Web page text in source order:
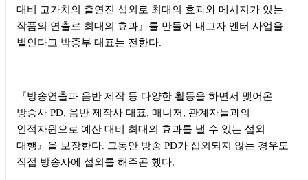
대비 고가치의 출연진 섭외로 최대의 효과와 메시지가 있는
작품의 연출로 최대의 효과』 를 만들어 내고자 엔터 사업을
벌인다고 박종부 대표는 전한다.
『방송연출과 음반 제작 등 다양한 활동을 하면서 맺어온
방송사 PD, 음반 제작사 대표, 매니저 , 관계자들과의
인적자원으로 예산 대비 최대의 효과를 낼 수 있는 섭외
대행 』 을 보장한다. 그동안 방송 PD가 섭외되지 않는 경우도
직접 방송사에 섭외를 해주곤 했다.